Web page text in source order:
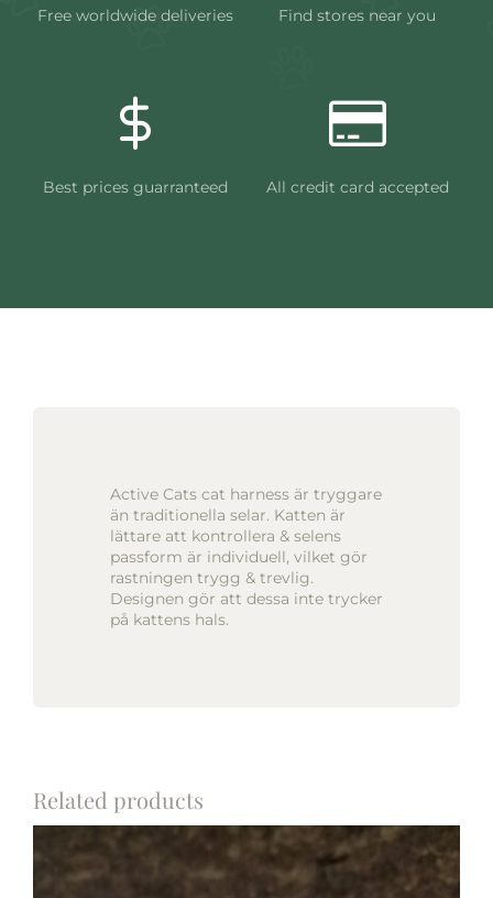
Free worldwide deliveries Find stores near you
Best prices guarranteed All credit card accepted
Active Cats cat harness är tryggare
än traditionella selar. Katten är
lättare att kontrollera & selens
passform är individuell, vilket gör
rastningen trygg & trevlig.
Designen gör att dessa inte trycker
på kattens hals.
Related products